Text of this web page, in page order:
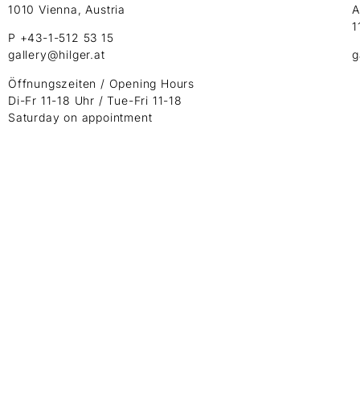
1010 Vienna, Austria
P +43-1-512 53 15
gallery@hilger.at
Öffnungszeiten / Opening Hours
Di-Fr 11-18 Uhr / Tue-Fri 11-18
Saturday on appointment